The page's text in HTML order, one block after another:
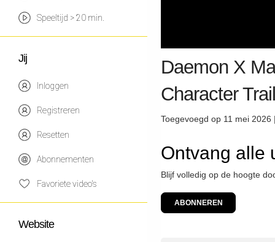
Speeltijd > 20 min.
Jij
Inloggen
Registreren
Resetten
Abonnementen
Favoriete video's
Website
Daemon X
Character
Toegevoegd op 11 mei
Ontvang alle
Blijf volledig op de hoogte
ABONNEREN